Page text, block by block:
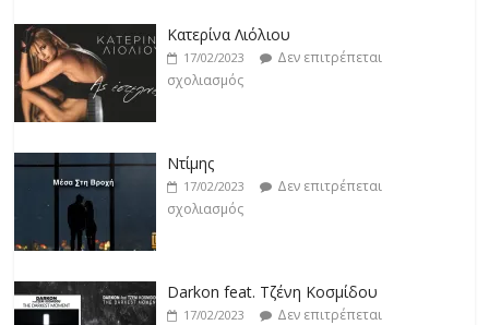
Ντίμης
17/02/2023
Δεν επιτρέπεται
σχολιασμός
Darkon feat. Τζένη Κοσμίδου
17/02/2023
Δεν επιτρέπεται
σχολιασμός
Νεκτάριος Μαλλάς
17/02/2023
Δεν επιτρέπεται